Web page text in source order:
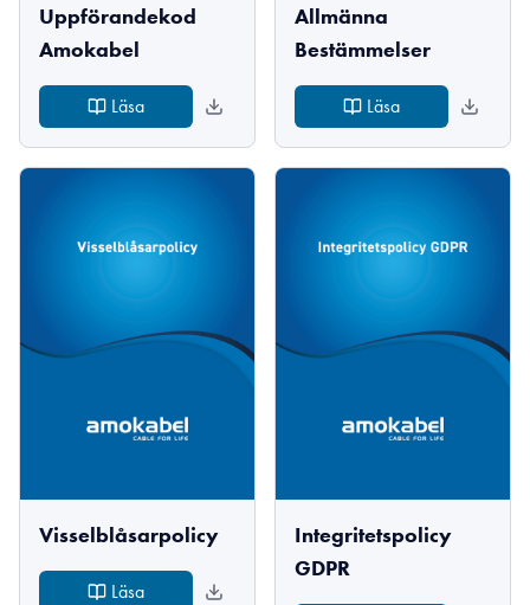
Uppförandekod
Amokabel
Läsa
Allmänna
Bestämmelser
Läsa
Visselblåsarpolicy
Läsa
Integritetspolicy
GDPR